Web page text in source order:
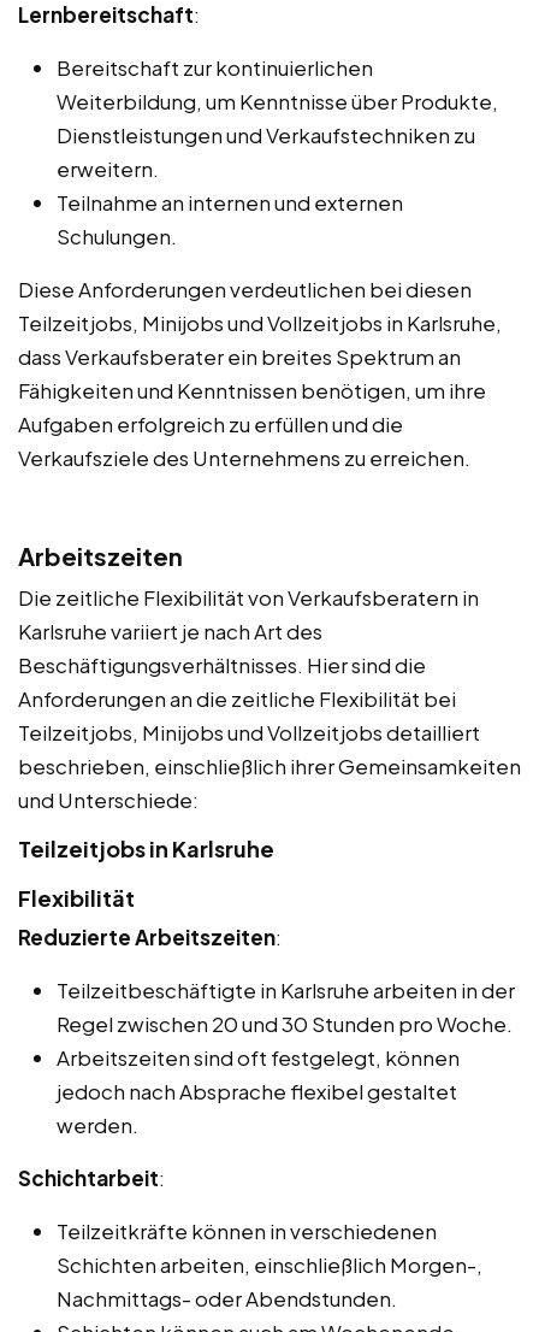
Lernbereitschaft:
Bereitschaft zur kontinuierlichen
Weiterbildung, um Kenntnisse über Produkte,
Dienstleistungen und Verkaufstechniken zu
erweitern.
Teilnahme an internen und externen
Schulungen.
Diese Anforderungen verdeutlichen bei diesen
Teilzeitjobs, Minijobs und Vollzeitjobs in Karlsruhe,
dass Verkaufsberater ein breites Spektrum an
Fähigkeiten und Kenntnissen benötigen, um ihre
Aufgaben erfolgreich zu erfüllen und die
Verkaufsziele des Unternehmens zu erreichen.
Arbeitszeiten
Die zeitliche Flexibilität von Verkaufsberatern in
Karlsruhe variiert je nach Art des
Beschäftigungsverhältnisses. Hier sind die
Anforderungen an die zeitliche Flexibilität bei
Teilzeitjobs, Minijobs und Vollzeitjobs detailliert
beschrieben, einschließlich ihrer Gemeinsamkeiten
und Unterschiede:
Teilzeitjobs in Karlsruhe
Flexibilität
Reduzierte Arbeitszeiten:
Teilzeitbeschäftigte in Karlsruhe arbeiten in der
Regel zwischen 20 und 30 Stunden pro Woche.
Arbeitszeiten sind oft festgelegt, können
jedoch nach Absprache flexibel gestaltet
werden.
Schichtarbeit:
Teilzeitkräfte können in verschiedenen
Schichten arbeiten, einschließlich Morgen-,
Nachmittags- oder Abendstunden.